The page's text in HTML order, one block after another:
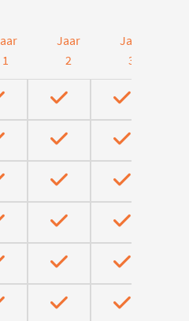
1
Jaar
2
Jaar
3